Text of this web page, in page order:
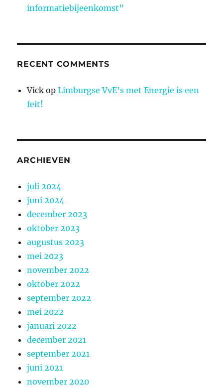
informatiebijeenkomst”
RECENT COMMENTS
Vick opLimburgse VvE’s met Energie is een
feit!
ARCHIEVEN
juli 2024
juni 2024
december 2023
oktober 2023
augustus 2023
mei 2023
november 2022
oktober 2022
september 2022
mei 2022
januari 2022
december 2021
september 2021
juni 2021
november 2020